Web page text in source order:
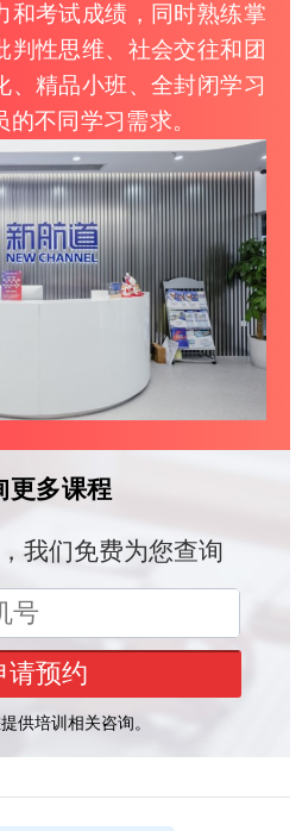
和考试成绩，同时熟练掌
判性思维、社会交往和团
、精品小班、全封闭学习
不同学习需求。